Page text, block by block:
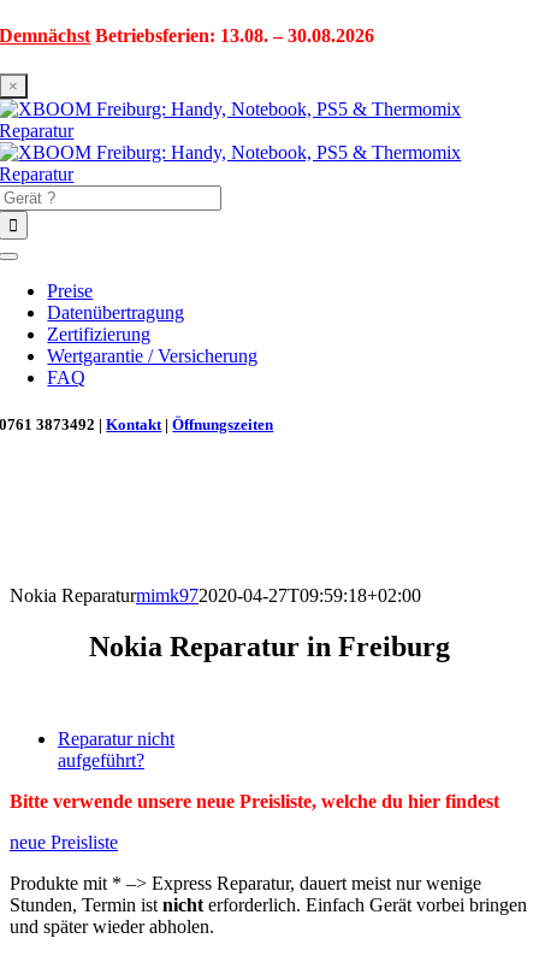
Zum
springen
Demnächst Betriebsferien: 13.08. – 30.08.2026
×
Toggle
Navigation
Preise
Datenübertragung
Zertifizierung
Wertgarantie / Versicherung
FAQ
0761 3873492 |Kontakt |Öffnungszeiten
Nokia Reparaturmimk972020-04-27T09:59:18+02:00
Nokia Reparatur in Freiburg
Reparatur nicht
aufgeführt?
Bitte verwende unsere neue Preisliste, welche du hier findest
neue Preisliste
Produkte mit * –> Express Reparatur, dauert meist nur wenige
Stunden, Termin ist nicht erforderlich. Einfach Gerät vorbei bringen
und später wieder abholen.